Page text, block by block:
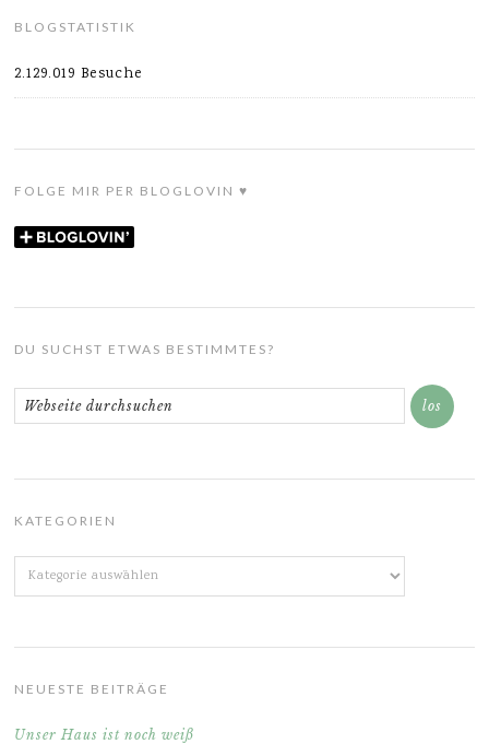
BLOGSTATISTIK
2.129.019 Besuche
FOLGE MIR PER BLOGLOVIN ♥
DU SUCHST ETWAS BESTIMMTES?
KATEGORIEN
Kategorien
NEUESTE BEITRÄGE
Unser Haus ist noch weiß